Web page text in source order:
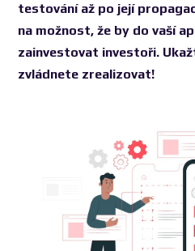
testování až po její
na možnost, že by do vaší
zainvestovat investoři.
zvládnete zrealizovat!